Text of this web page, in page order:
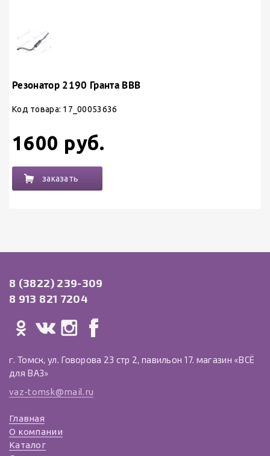
Резонатор 2190 Гранта ВВВ
Код товара: 17_00053636
1600 руб.
заказать
8 (3822) 239-309
8 913 821 7204
г. Томск, ул. Говорова 23 стр 2, павильон 17. магазин «ВСЁ
для ВАЗ»
vaz-tomsk@mail.ru
Главная
О компании
Каталог